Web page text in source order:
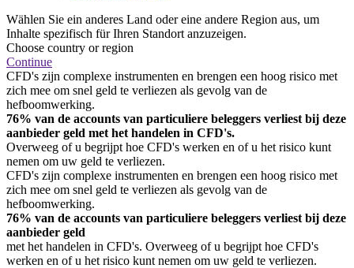
Wählen Sie ein anderes Land oder eine andere Region aus, um
Inhalte spezifisch für Ihren Standort anzuzeigen.
Choose country or region
Continue
CFD's zijn complexe instrumenten en brengen een hoog risico met
zich mee om snel geld te verliezen als gevolg van de
hefboomwerking.
76% van de accounts van particuliere beleggers verliest bij deze
aanbieder geld met het handelen in CFD's.
Overweeg of u begrijpt hoe CFD's werken en of u het risico kunt
nemen om uw geld te verliezen.
CFD's zijn complexe instrumenten en brengen een hoog risico met
zich mee om snel geld te verliezen als gevolg van de
hefboomwerking.
76% van de accounts van particuliere beleggers verliest bij deze
aanbieder geld
met het handelen in CFD's. Overweeg of u begrijpt hoe CFD's
werken en of u het risico kunt nemen om uw geld te verliezen.